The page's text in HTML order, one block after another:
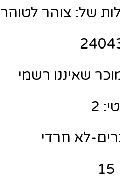
של: צוהר לטוהר
שאיננו רשמי
2
לא חרדי